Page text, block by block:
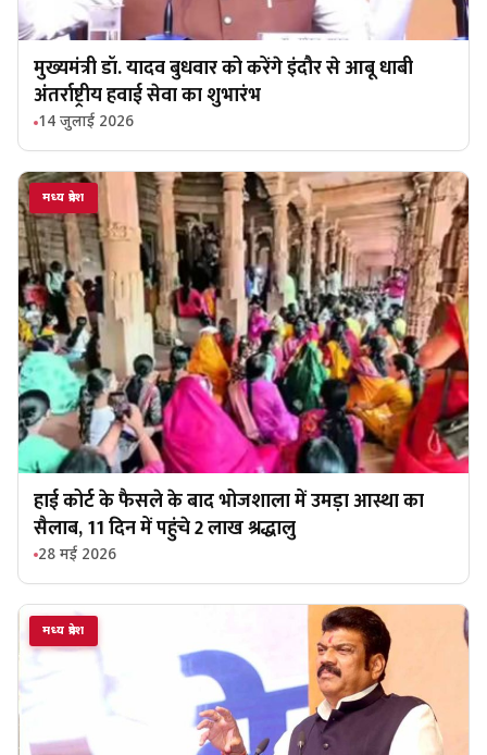
मुख्यमंत्री डॉ. यादव बुधवार को करेंगे इंदौर से आबू धाबी
अंतर्राष्ट्रीय हवाई सेवा का शुभारंभ
14 जुलाई 2026
मध्य प्रदेश
हाई कोर्ट के फैसले के बाद भोजशाला में उमड़ा आस्था का
सैलाब, 11 दिन में पहुंचे 2 लाख श्रद्धालु
28 मई 2026
मध्य प्रदेश